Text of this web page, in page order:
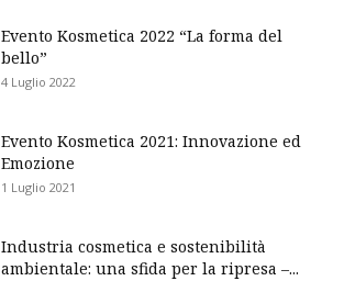
Evento Kosmetica 2022 “La forma del
bello”
4 Luglio 2022
Evento Kosmetica 2021: Innovazione ed
Emozione
1 Luglio 2021
Industria cosmetica e sostenibilità
ambientale: una sfida per la ripresa –...